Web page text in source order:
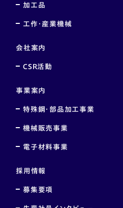
加工品
工作・産業機械
会社案内
CSR活動
事業案内
特殊鋼・部品加工事業
機械販売事業
電子材料事業
採用情報
募集要項